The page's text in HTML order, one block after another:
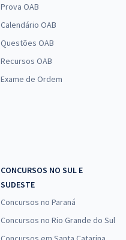
Prova OAB
Calendário OAB
Questões OAB
Recursos OAB
Exame de Ordem
CONCURSOS NO SUL E
SUDESTE
Concursos no Paraná
Concursos no Rio Grande do Sul